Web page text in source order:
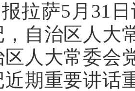
拉萨5月31
，自治区人大
区人大常委会
近期重要讲话